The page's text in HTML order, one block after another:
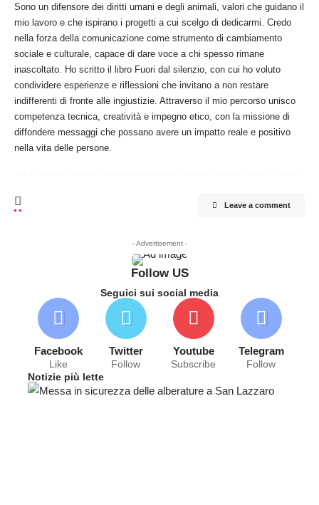
Sono un difensore dei diritti umani e degli animali, valori che guidano il
mio lavoro e che ispirano i progetti a cui scelgo di dedicarmi. Credo
nella forza della comunicazione come strumento di cambiamento
sociale e culturale, capace di dare voce a chi spesso rimane
inascoltato. Ho scritto il libro Fuori dal silenzio, con cui ho voluto
condividere esperienze e riflessioni che invitano a non restare
indifferenti di fronte alle ingiustizie. Attraverso il mio percorso unisco
competenza tecnica, creatività e impegno etico, con la missione di
diffondere messaggi che possano avere un impatto reale e positivo
nella vita delle persone.
Leave a comment
- Advertisement -
Follow US
Seguici sui social media
Facebook
Like
Twitter
Follow
Youtube
Subscribe
Telegram
Follow
Notizie più lette